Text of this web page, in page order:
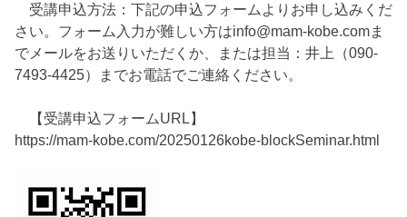
受講申込方法：下記の申込フォームよりお申し込みくだ
さい。フォーム入力が難しい方はinfo@mam-kobe.comま
でメールをお送りいただくか、または担当：井上（090-
7493-4425）までお電話でご連絡ください。
【受講申込フォームURL】
https://mam-kobe.com/20250126kobe-blockSeminar.html